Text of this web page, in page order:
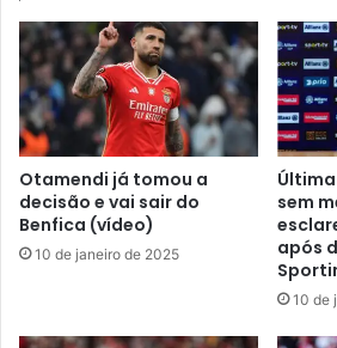
Otamendi já tomou a
decisão e vai sair do
Benfica (vídeo)
10 de janeiro de 2025
sem
após
10 de